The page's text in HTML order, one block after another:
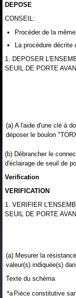
DEPOSE
CONSEIL:
Procéder de la
La procédure décrite
1. DEPOSER
SEUIL DE PORTE
(a) A l'aide d'une clé à
déposer le boulon
(b) Débrancher le
d'éclairage de seuil de
Verification
VERIFICATION
1. VERIFIER
SEUIL DE PORTE
(a) Mesurer la
valeur(s) indiquée(s)
Texte du schéma
*a Pièce constitutive